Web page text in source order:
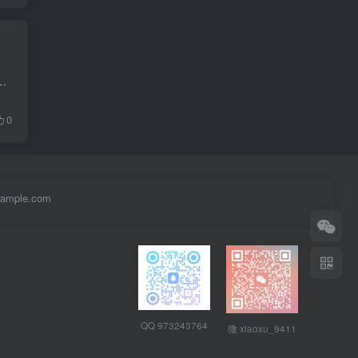
坛app Android 基于Android的远程监测系统 Android 基于Androi...
0
QQ 973243764 微 xiaoxu_9411